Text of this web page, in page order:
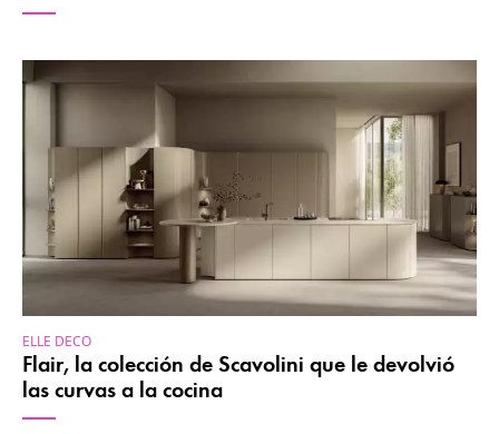
ELLE DECO
Flair, la colección de Scavolini que le devolvió
las curvas a la cocina